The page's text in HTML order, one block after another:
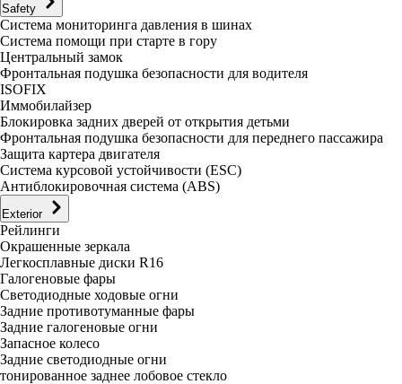
Safety
Система мониторинга давления в шинах
Система помощи при старте в гору
Центральный замок
Фронтальная подушка безопасности для водителя
ISOFIX
Иммобилайзер
Блокировка задних дверей от открытия детьми
Фронтальная подушка безопасности для переднего пассажира
Защита картера двигателя
Система курсовой устойчивости (ESC)
Антиблокировочная система (ABS)
Exterior
Рейлинги
Окрашенные зеркала
Легкосплавные диски R16
Галогеновые фары
Светодиодные ходовые огни
Задние противотуманные фары
Задние галогеновые огни
Запасное колесо
Задние светодиодные огни
тонированное заднее лобовое стекло